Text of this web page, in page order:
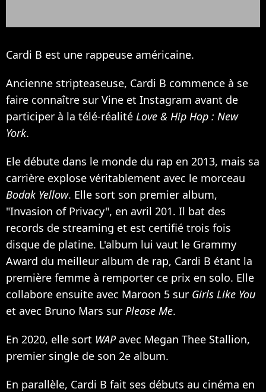
Cardi B est une rappeuse américaine.
Ancienne stripteaseuse, Cardi B commence à se
faire connaître sur Vine et Instagram avant de
participer à la télé-réalité Love & Hip Hop : New
York.
Ele débute dans le monde du rap en 2013, mais sa
carrière explose véritablement avec le morceau
Bodak Yellow. Elle sort son premier album,
"Invasion of Privacy", en avril 201. Il bat des
records de streaming et est certifié trois fois
disque de platine. L'album lui vaut le Grammy
Award du meilleur album de rap, Cardi B étant la
première femme à remporter ce prix en solo. Elle
collabore ensuite avec Maroon 5 sur Girls Like You
et avec Bruno Mars sur Please Me.
En 2020, elle sort WAPavec Megan Thee Stallion,
premier single de son 2e album.
En parallèle, Cardi B fait ses débuts au cinéma en